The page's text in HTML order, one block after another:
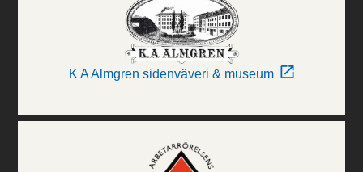
K A Almgren sidenväveri & museum